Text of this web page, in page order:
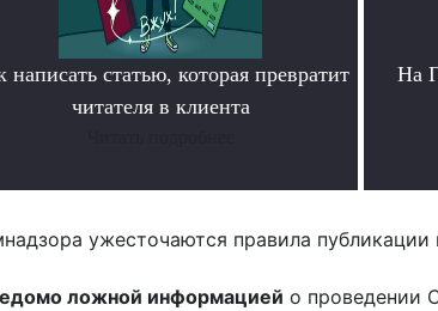
написать статью, которая превратит
читателя в клиента
На
ужесточаются правила публикации
ложной информацией о проведении